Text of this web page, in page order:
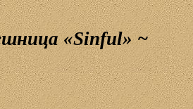
«Sinful»~